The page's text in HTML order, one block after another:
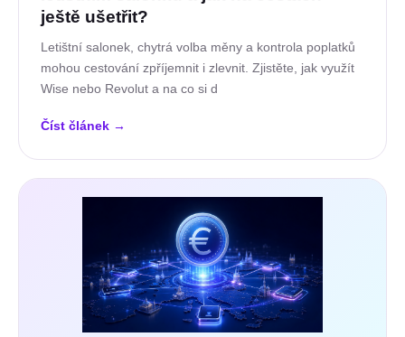
ještě ušetřit?
Letištní salonek, chytrá volba měny a kontrola poplatků
mohou cestování zpříjemnit i zlevnit. Zjistěte, jak využít
Wise nebo Revolut a na co si d
Číst článek →